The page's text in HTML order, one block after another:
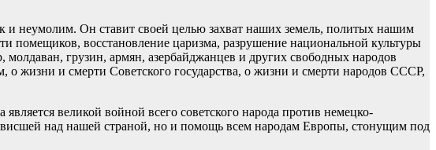
и неумолим. Он ставит своей целью захват наших земель, политых нашим
помещиков, восстановление царизма, разрушение национальной культуры
молдаван, грузин, армян, азербайджанцев и других свободных народов
жизни и смерти Советского государства, о жизни и смерти народов СССР,
великой войной всего советского народа против немецко-
над нашей страной, но и помощь всем народам Европы, стонущим под